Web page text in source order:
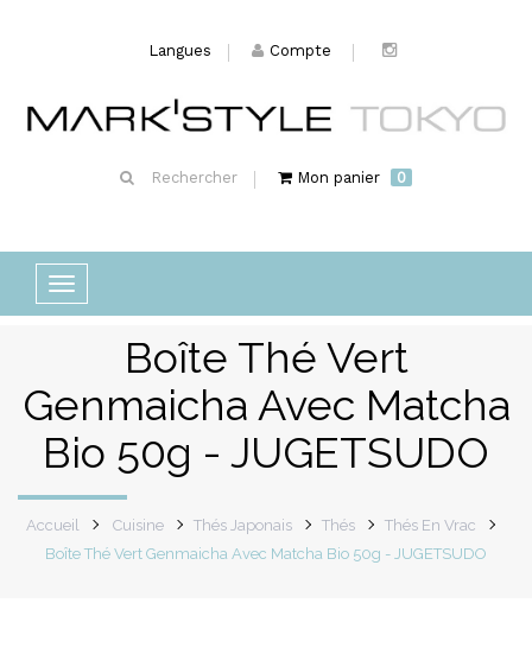
Langues Compte
Rechercher Mon panier 0
Basculer
la
navigationBoîte Thé Vert
Genmaicha Avec Matcha
Bio 50g - JUGETSUDO
Accueil Cuisine Thés Japonais Thés
Thés En Vrac
Boîte Thé Vert Genmaicha Avec Matcha Bio 50g - JUGETSUDO